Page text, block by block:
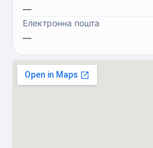
—
Електронна пошта
—